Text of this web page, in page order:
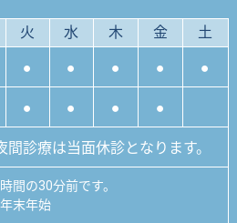
火 水 木 金 土
● ● ● ● ●
● ● ● ●
診療は当面休診となります。
間の30分前です。
末年始